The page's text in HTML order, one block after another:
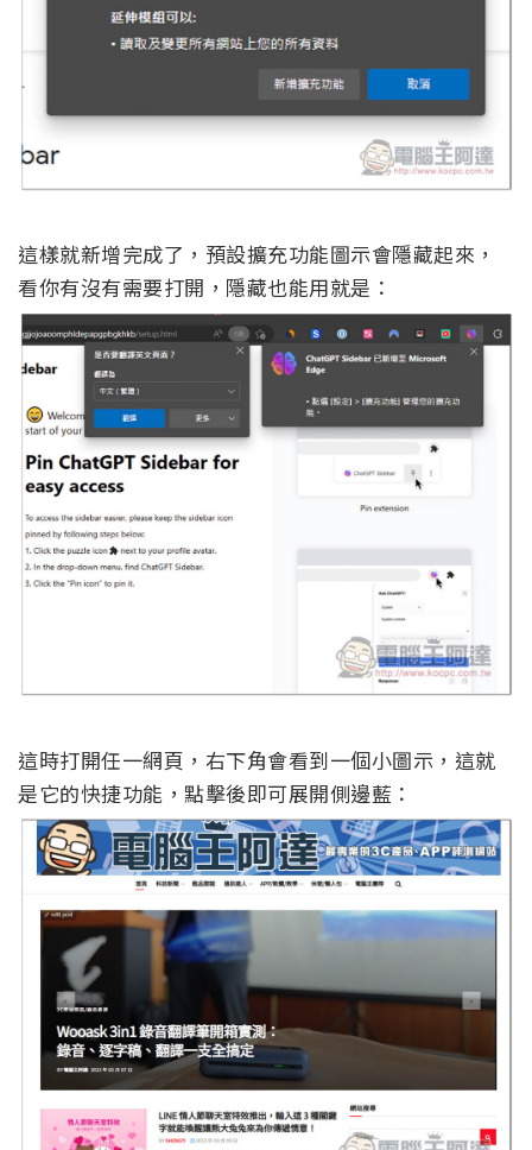
這樣就新增完成了，預設擴充功能圖示會隱藏起來，
看你有沒有需要打開，隱藏也能用就是：
這時打開任一網頁，右下角會看到一個小圖示，這就
是它的快捷功能，點擊後即可展開側邊藍：